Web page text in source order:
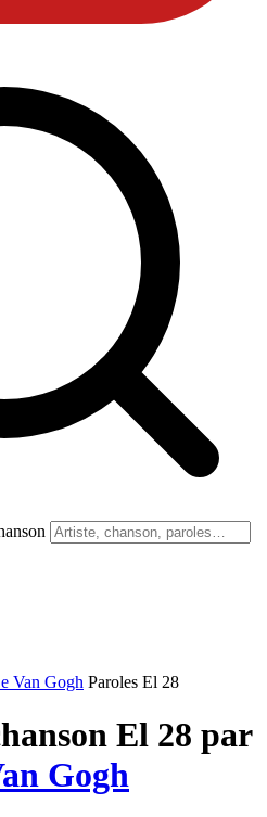
Van Gogh Paroles El 28
El 28 par
Gogh